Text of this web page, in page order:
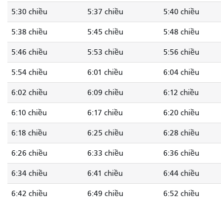
5:30 chiều 5:37 chiều 5:40 chiều
5:38 chiều 5:45 chiều 5:48 chiều
5:46 chiều 5:53 chiều 5:56 chiều
5:54 chiều 6:01 chiều 6:04 chiều
6:02 chiều 6:09 chiều 6:12 chiều
6:10 chiều 6:17 chiều 6:20 chiều
6:18 chiều 6:25 chiều 6:28 chiều
6:26 chiều 6:33 chiều 6:36 chiều
6:34 chiều 6:41 chiều 6:44 chiều
6:42 chiều 6:49 chiều 6:52 chiều